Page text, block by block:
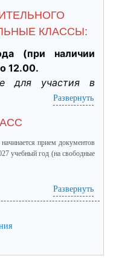
КЛАССЫ:
(при наличии
12.00.
для участия в
отборе при
для получения
для
обучающегося
ОО
Развернуть
прием документов
учебный год (на свободные
(посмотреть)Развернуть